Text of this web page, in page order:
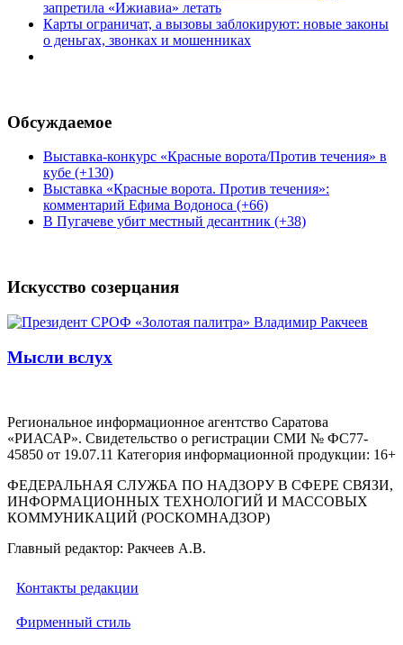
запретила «Ижиавиа» летать
Карты ограничат, а вызовы заблокируют: новые законы
о деньгах, звонках и мошенниках
Обсуждаемое
Выставка-конкурс «Красные ворота/Против течения» в
кубе (+130)
Выставка «Красные ворота. Против течения»:
комментарий Ефима Водоноса (+66)
В Пугачеве убит местный десантник (+38)
Искусство созерцания
Мысли вслух
Региональное информационное агентство Саратова
«РИАСАР». Свидетельство о регистрации СМИ № ФС77-
45850 от 19.07.11 Категория информационной продукции: 16+
ФЕДЕРАЛЬНАЯ СЛУЖБА ПО НАДЗОРУ В СФЕРЕ СВЯЗИ,
ИНФОРМАЦИОННЫХ ТЕХНОЛОГИЙ И МАССОВЫХ
КОММУНИКАЦИЙ (РОСКОМНАДЗОР)
Главный редактор: Ракчеев А.В.
Контакты редакции
Фирменный стиль